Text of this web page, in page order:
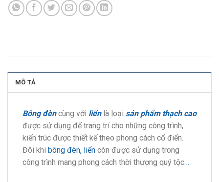
MÔ TẢ
Bông đèncùng với liểnlà loại sản phẩm thạch cao
được sử dụng để trang trí cho những công trình,
kiến trúc được thiết kế theo phong cách cổ điển.
Đôi khi bông đèn, liển còn được sử dụng trong
công trình mang phong cách thời thượng quý tộc…